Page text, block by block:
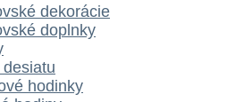
dekorácie
doplnky
hodinky